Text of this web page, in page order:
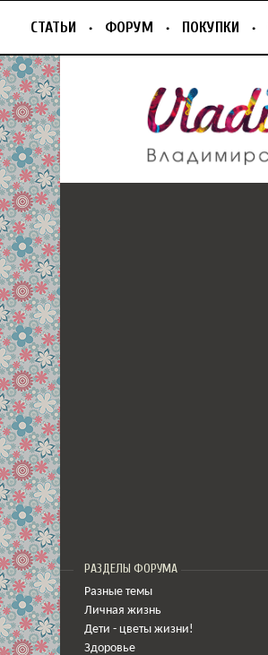
СТАТЬИ ФОРУМ ПОКУПКИ
РАЗДЕЛЫ ФОРУМА
Разные темы
Личная жизнь
Дети - цветы жизни!
Здоровье